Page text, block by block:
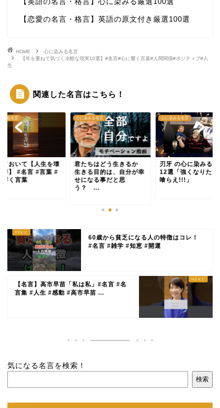
【恋愛の名言・格言】英語の原文付き厳選100選
HOME
心に染みる名言
【年を重ねて気づく冷酷な現実10選】#名言#心に響く言葉#人間関係#ポジティブ#人
生
関連した名言はこちら！
みる名言
ておいて【人生を壊
癖】 #名言 #言葉 #
響く言葉
心に染みる名言
君たちはどう生きるか
生きる目的は、自分が幸
せになる事だと思
う？ ...
心に染みる名言
刃牙 の心に染みる名
12選「強くなりたく
喰らえ!!!」
60歳から貧乏になる人の特徴はコレ！
#名言 #雑学 #知恵 #開運
【名言】高市早苗「私は私」#名言 #名
言集 #人生 #感動 #高市早苗 ...
気になる名言を検索！
検索